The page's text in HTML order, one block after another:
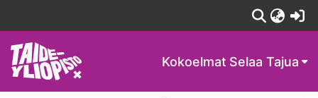
Kokoelmat Selaa Tajua